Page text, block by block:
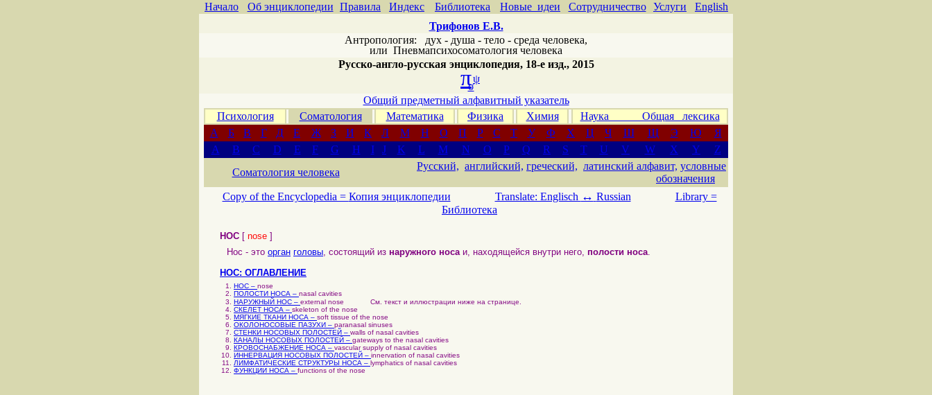
Начало Об энциклопедии Правила Индекс Библиотека Новые идеи Сотрудничество Услуги
English
Трифонов Е.В.
Антропология: дух - душа - тело - среда человека,
или Пневмапсихосоматология человека
Русско-англо-русская энциклопедия, 18-е изд., 2015
πψ
σ
Общий предметный алфавитный указатель
Психология
Соматология Математика Физика Химия
Наука Общая лексика
А
Б В Г Д Е Ж З И К Л М Н О П Р С Т У Ф Х Ц Ч Ш Щ Э Ю
Я
A
B C D E F G H I J K L M N O P Q R S T U V W X Y
Z
Соматология человека
Русский, английский, греческий, латинский алфавит, условные
обозначения
Copy of the Encyclopedia = Копия энциклопедии Translate: Englisch ↔ Russian
Library =
Библиотека
НОС [ nose ]
Нос - это орган головы, состоящий из наружного носаи, находящейся внутри него, полости носа.
НОС: ОГЛАВЛЕНИЕ
НОС – nose
ПОЛОСТИ НОСА – nasal cavities
НАРУЖНЫЙ НОС – external nose
См. текст и иллюстрации ниже на странице.
СКЕЛЕТ НОСА – skeleton of the nose
МЯГКИЕ ТКАНИ НОСА – soft tissue of the nose
ОКОЛОНОСОВЫЕ ПАЗУХИ – paranasal sinuses
СТЕНКИ НОСОВЫХ ПОЛОСТЕЙ – walls of nasal cavities
КАНАЛЫ НОСОВЫХ ПОЛОСТЕЙ – gateways to the nasal cavities
КРОВОСНАБЖЕНИЕ НОСА – vascular supply of nasal cavities
ИННЕРВАЦИЯ НОСОВЫХ ПОЛОСТЕЙ – innervation of nasal cavities
ЛИМФАТИЧЕСКИЕ СТРУКТУРЫ НОСА – lymphatics of nasal cavities
ФУНКЦИИ НОСА – functions of the nose